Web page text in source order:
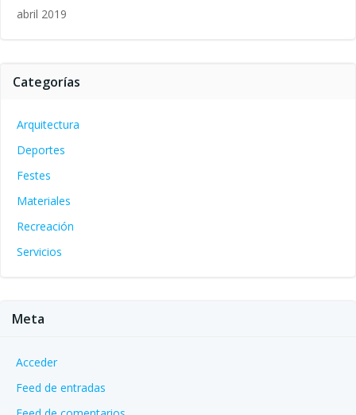
abril 2019
Categorías
Arquitectura
Deportes
Festes
Materiales
Recreación
Servicios
Meta
Acceder
Feed de entradas